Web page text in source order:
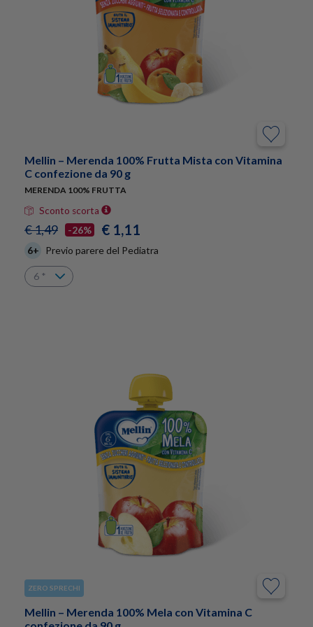
Mellin – Merenda 100% Frutta Mista con Vitamina
C confezione da 90 g
MERENDA 100% FRUTTA
Sconto scorta
€ 1,49 -26% € 1,11
6+ Previo parere del Pediatra
ZERO SPRECHI
Mellin – Merenda 100% Mela con Vitamina C